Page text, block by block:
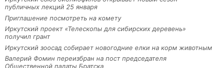
публичных лекций 25 января
Приглашение посмотреть на комету
Иркутский проект «Телескопы для сибирских деревень»
получил грант
Иркутский зоосад собирает новогодние елки на корм животным
Валерий Фомин переизбран на пост председателя
Общественной палаты Братска